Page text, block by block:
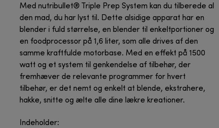
Med nutribullet® Triple Prep System kan du tilberede al
den mad, du har lyst til. Dette alsidige apparat har en
blender i fuld størrelse, en blender til enkeltportioner og
en foodprocessor på 1,6 liter, som alle drives af den
samme kraftfulde motorbase. Med en effekt på 1500
watt og et system til genkendelse af tilbehør, der
fremhæver de relevante programmer for hvert
tilbehør, er det nemt og enkelt at blende, ekstrahere,
hakke, snitte og ælte alle dine lækre kreationer.
Indeholder: